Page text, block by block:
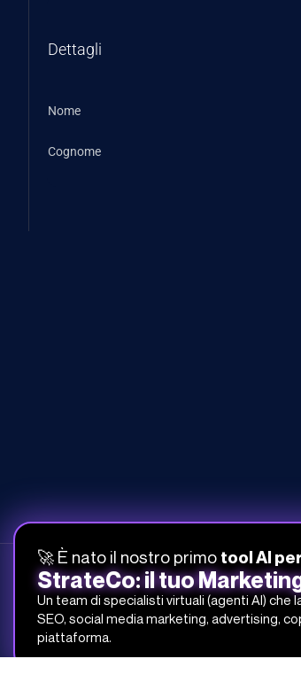
Dettagli
Nome
Cognome
051-268-212
info@studiosamo.it
🚀 È nato il nostro primo tool AI
StrateCo: il tuo
Un team di specialisti virtuali (agenti AI)
SEO, social media marketing, advertising,
piattaforma.